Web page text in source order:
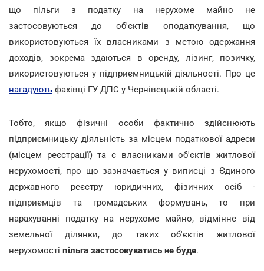
що пільги з податку на нерухоме майно не
застосовуються до об'єктів оподаткування, що
використовуються їх власниками з метою одержання
доходів, зокрема здаються в оренду, лізинг, позичку,
використовуються у підприємницькій діяльності. Про це
нагадують фахівці ГУ ДПС у Чернівецькій області.
Тобто, якщо фізичні особи фактично здійснюють
підприємницьку діяльність за місцем податкової адреси
(місцем реєстрації) та є власниками об'єктів житлової
нерухомості, про що зазначається у виписці з Єдиного
державного реєстру юридичних, фізичних осіб -
підприємців та громадських формувань, то при
нарахуванні податку на нерухоме майно, відмінне від
земельної ділянки, до таких об'єктів житлової
нерухомості пільга застосовуватись не буде.